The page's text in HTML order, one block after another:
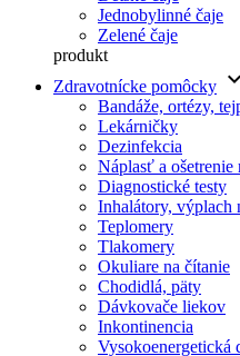
Jednobylinné čaje
Zelené čaje
produkt
Zdravotnícke pomôcky keyboard_arrow_down
Bandáže, ortézy,
Lekárničky
Dezinfekcia
Náplasť a ošetrenie
Diagnostické testy
Inhalátory, výplach
Teplomery
Tlakomery
Okuliare na čítanie
Chodidlá, päty
Dávkovače liekov
Inkontinencia
Vysokoenergetická